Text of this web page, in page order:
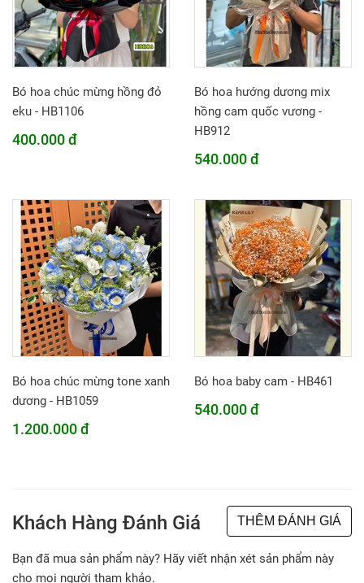
Bó hoa chúc mừng hồng đỏ
eku - HB1106
400.000 đ
Bó hoa hướng dương mix
hồng cam quốc vương -
HB912
540.000 đ
Bó hoa chúc mừng tone xanh
dương - HB1059
1.200.000 đ
Bó hoa baby cam - HB461
540.000 đ
Khách Hàng Đánh Giá THÊM ĐÁNH GIÁ
Bạn đã mua sản phẩm này? Hãy viết nhận xét sản phẩm này
cho mọi người tham khảo.